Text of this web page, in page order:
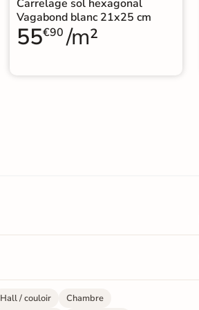
Carrelage sol hexagonal
Vagabond blanc 21x25 cm
55€90 /m²
Hall / couloir
Chambre